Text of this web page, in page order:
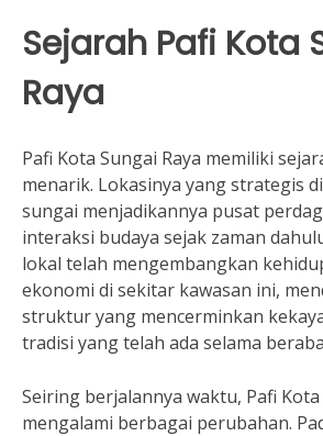
Sejarah Pafi Kota
Raya
Pafi Kota Sungai Raya memiliki
menarik. Lokasinya yang strategis
sungai menjadikannya pusat
interaksi budaya sejak zaman
lokal telah mengembangkan
ekonomi di sekitar kawasan ini,
struktur yang mencerminkan
tradisi yang telah ada selama
Seiring berjalannya waktu, Pafi Kota
mengalami berbagai perubahan.